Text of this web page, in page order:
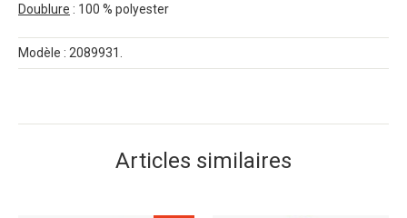
Doublure : 100 % polyester
Modèle : 2089931.
Articles similaires